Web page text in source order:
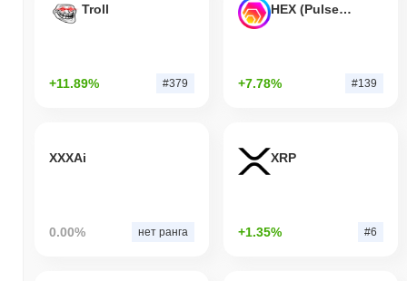
0.40%. Это указывает на временное отставание в ценовом
движении KRM относительно более широкого рыночного
Troll
+11.89% #379
HEX (Pulsechain)
+7.78% #139
XXXAi
0.00% нет ранга
XRP
+1.35% #6